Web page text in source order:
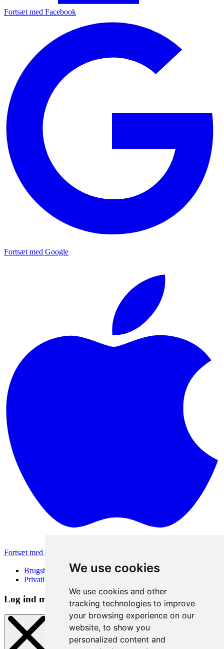
We use cookies
We use cookies and other
tracking technologies to improve
your browsing experience on our
website, to show you
personalized content and
Fortsæt med Facebook
Fortsæt med Google
Fortsæt med Apple
Brugsbetingelser
Privatlivspolitik
Log ind metode